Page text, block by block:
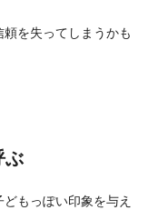
を失ってしまうかも
ぶ
もっぽい印象を与え